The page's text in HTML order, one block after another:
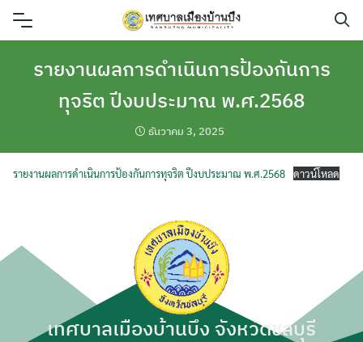
Skip
รายงานผลการดำเนินการป้องกันการ
ทุจริต ปีงบประมาณ พ.ศ.2568
ธันวาคม 3, 2025
รายงานผลการดำเนินการป้องกันการทุจริต ปีงบประมาณ พ.ศ.2568 ดาวน์โหลด
เทศบาลเมืองบ้านบึง จังหวัดชลบุรี